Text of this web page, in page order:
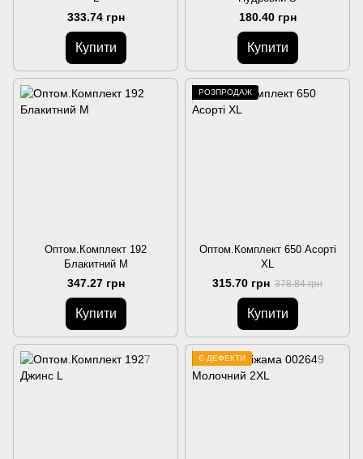
333.74 грн
Купити
180.40 грн
Купити
Оптом.Комплект 192
Блакитний M
347.27 грн
Купити
РОЗПРОДАЖ
Оптом.Комплект 650 Асорті
XL
315.70 грн 378.84 грн
Купити
Є ДЕФЕКТИ